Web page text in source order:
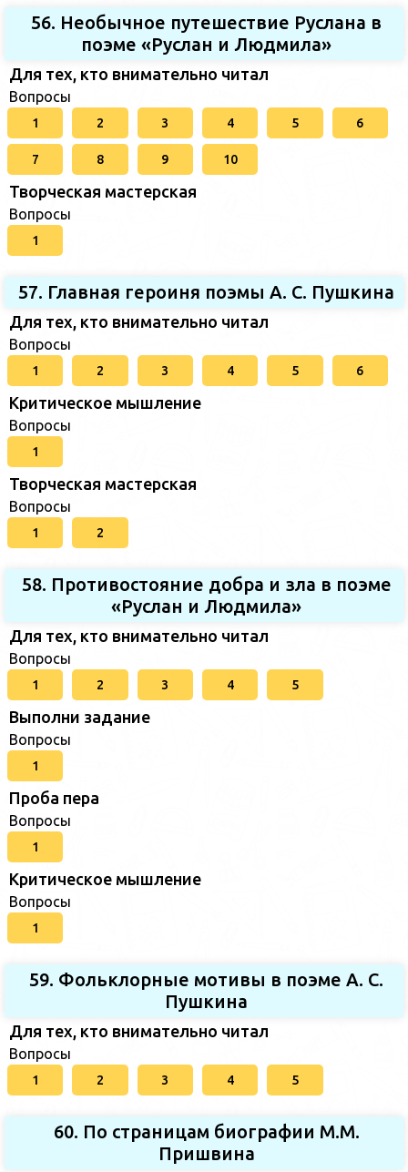
56. Необычное путешествие Руслана в
поэме «Руслан и Людмила»
Для тех, кто внимательно читал
Вопросы
1 2 3 4 5 6
7 8 9 10
Творческая мастерская
Вопросы
1
57. Главная героиня поэмы А. С. Пушкина
Для тех, кто внимательно читал
Вопросы
1 2 3 4 5 6
Критическое мышление
Вопросы
1
Творческая мастерская
Вопросы
1 2
58. Противостояние добра и зла в поэме
«Руслан и Людмила»
Для тех, кто внимательно читал
Вопросы
1 2 3 4 5
Выполни задание
Вопросы
1
Проба пера
Вопросы
1
Критическое мышление
Вопросы
1
59. Фольклорные мотивы в поэме А. С.
Пушкина
Для тех, кто внимательно читал
Вопросы
1 2 3 4 5
60. По страницам биографии М.М.
Пришвина